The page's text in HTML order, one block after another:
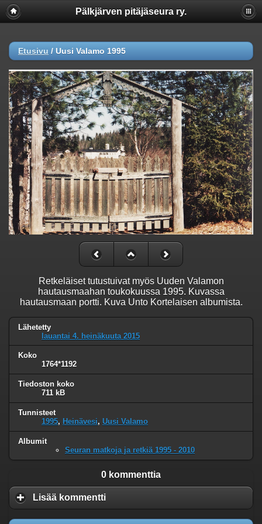
Pälkjärven pitäjäseura ry.
Etusivu / Uusi Valamo 1995
Retkeläiset tutustuivat myös Uuden Valamon
hautausmaahan toukokuussa 1995. Kuvassa
hautausmaan portti. Kuva Unto Kortelaisen albumista.
Lähetetty
lauantai 4. heinäkuuta 2015
Koko
1764*1192
Tiedoston koko
711 kB
Tunnisteet
1995, Heinävesi, Uusi Valamo
Albumit
Seuran matkoja ja retkiä 1995 - 2010
0 kommenttia
Lisää kommentti